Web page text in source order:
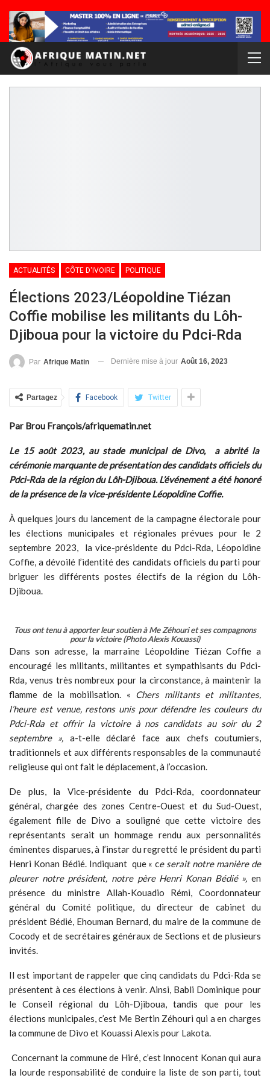
ACTUALITÉS CÔTE D'IVOIRE POLITIQUE
Élections 2023/Léopoldine Tiézan
Coffie mobilise les militants du Lôh-
Djiboua pour la victoire du Pdci-Rda
Par Afrique Matin Dernière mise à jour Août 16, 2023
Partagez Facebook Twitter
Par Brou François/afriquematin.net
Le 15 août 2023, au stade municipal de Divo, a abrité la
cérémonie marquante de présentation des candidats officiels du
Pdci-Rda de la région du Lôh-Djiboua. L’événement a été honoré
de la présence de la vice-présidente Léopoldine Coffie.
À quelques jours du lancement de la campagne électorale pour
les élections municipales et régionales prévues pour le 2
septembre 2023, la vice-présidente du Pdci-Rda, Léopoldine
Coffie, a dévoilé l’identité des candidats officiels du parti pour
briguer les différents postes électifs de la région du Lôh-
Djiboua.
Tous ont tenu à apporter leur soutien à Me Zéhouri et ses compagnons
pour la victoire (Photo Alexis Kouassi)
Dans son adresse, la marraine Léopoldine Tiézan Coffie a
encouragé les militants, militantes et sympathisants du Pdci-
Rda, venus très nombreux pour la circonstance, à maintenir la
flamme de la mobilisation. « Chers militants et militantes,
l’heure est venue, restons unis pour défendre les couleurs du
Pdci-Rda et offrir la victoire à nos candidats au soir du 2
septembre », a-t-elle déclaré face aux chefs coutumiers,
traditionnels et aux différents responsables de la communauté
religieuse qui ont fait le déplacement, à l’occasion.
De plus, la Vice-présidente du Pdci-Rda, coordonnateur
général, chargée des zones Centre-Ouest et du Sud-Ouest,
également fille de Divo a souligné que cette victoire des
représentants serait un hommage rendu aux personnalités
éminentes disparues, à l’instar du regretté le président du parti
Henri Konan Bédié. Indiquant que « ce serait notre manière de
pleurer notre président, notre père Henri Konan Bédié », en
présence du ministre Allah-Kouadio Rémi, Coordonnateur
général du Comité politique, du directeur de cabinet du
président Bédié, Ehouman Bernard, du maire de la commune de
Cocody et de secrétaires généraux de Sections et de plusieurs
invités.
Il est important de rappeler que cinq candidats du Pdci-Rda se
présentent à ces élections à venir. Ainsi, Babli Dominique pour
le Conseil régional du Lôh-Djiboua, tandis que pour les
élections municipales, c’est Me Bertin Zéhouri qui a en charges
la commune de Divo et Kouassi Alexis pour Lakota.
Concernant la commune de Hiré, c’est Innocent Konan qui aura
la lourde responsabilité de conduire la liste de son parti, tout